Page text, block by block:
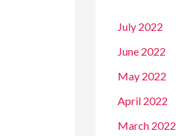
July 2022
June 2022
May 2022
April 2022
March 2022